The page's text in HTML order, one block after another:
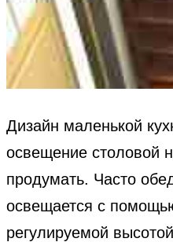
Дизайн маленькой
освещение столовой
продумать. Часто
освещается с
регулируемой